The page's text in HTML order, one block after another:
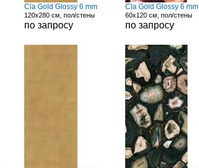
Cla Gold Glossy 6 mm
120x280 см, пол/стены
по запросу
Cla Gold Glossy 6 mm
60x120 см, пол/стены
по запросу